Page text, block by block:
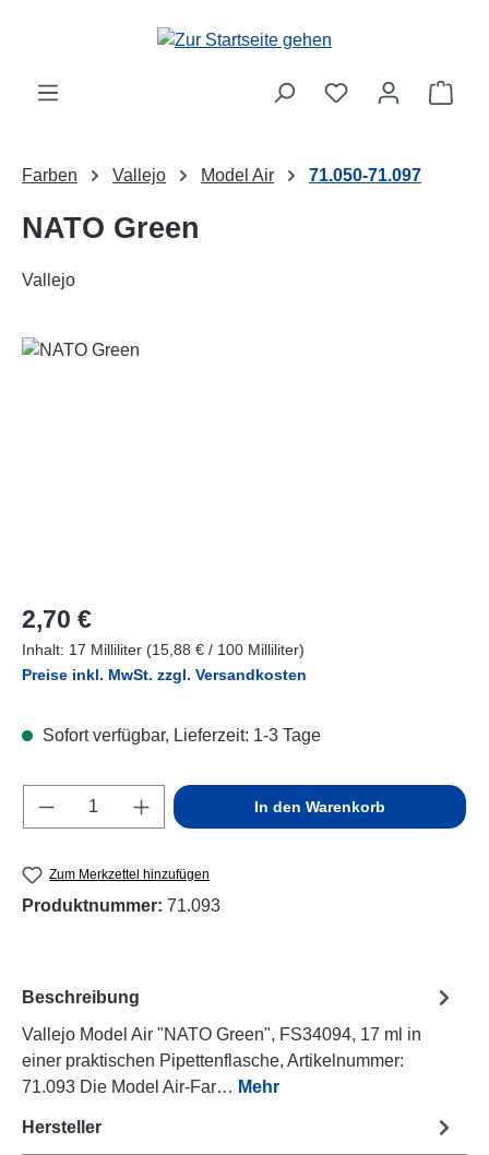
Zum Hauptinhalt springen
Farben Vallejo Model Air 71.050-71.097
NATO Green
Vallejo
Bildergalerie überspringen
Regulärer Preis:
2,70 €
Inhalt: 17 Milliliter (15,88 € / 100 Milliliter)
Preise inkl. MwSt. zzgl. Versandkosten
Sofort verfügbar, Lieferzeit: 1-3 Tage
Produkt Anzahl: Gib den gewünschten
In den Warenkorb
Zum Merkzettel hinzufügen
Produktnummer: 71.093
Beschreibung
Vallejo Model Air "NATO Green", FS34094, 17 ml in
einer praktischen Pipettenflasche, Artikelnummer:
71.093 Die Model Air-Far… Mehr
Hersteller